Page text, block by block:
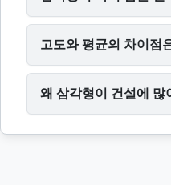
고도와 평균의 차이점
왜 삼각형이 건설에 많